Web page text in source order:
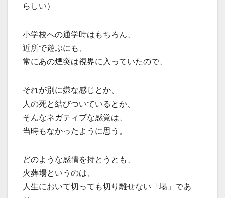
らしい）
小学校への通学時はもちろん、
近所で遊ぶにも、
常にあの煙突は視界に入っていたので、
それが別に嫌な感じとか、
人の死と結びついているとか、
そんなネガティブな感覚は、
当時もなかったように思う。
どのような感情を持とうとも、
火葬場というのは、
人生において切っても切り離せない「場」であ